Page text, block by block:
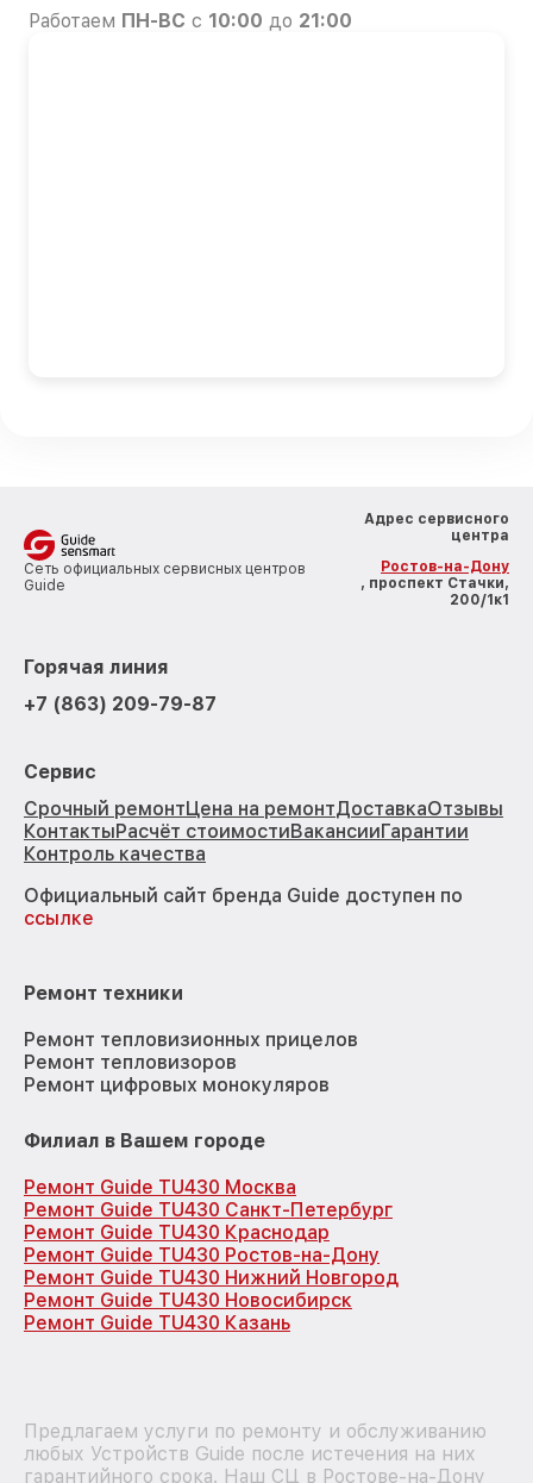
Работаем ПН-ВС с 10:00 до 21:00
Сеть официальных сервисных центров
Guide
Адрес сервисного
центра
Ростов-на-Дону
, проспект Стачки,
200/1к1
Горячая линия
+7 (863) 209-79-87
Сервис
Срочный ремонтЦена на ремонтДоставкаОтзывы
КонтактыРасчёт стоимостиВакансииГарантии
Контроль качества
Официальный сайт бренда Guide доступен по
ссылке
Ремонт техники
Ремонт тепловизионных прицелов
Ремонт тепловизоров
Ремонт цифровых монокуляров
Филиал в Вашем городе
Ремонт Guide TU430 Москва
Ремонт Guide TU430 Санкт-Петербург
Ремонт Guide TU430 Краснодар
Ремонт Guide TU430 Ростов-на-Дону
Ремонт Guide TU430 Нижний Новгород
Ремонт Guide TU430 Новосибирск
Ремонт Guide TU430 Казань
Предлагаем услуги по ремонту и обслуживанию
любых Устройств Guide после истечения на них
гарантийного срока. Наш СЦ в Ростове-на-Дону